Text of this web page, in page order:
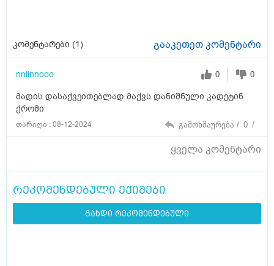
კომენტარები (1) გააკეთეთ კომენტარი
nniinnooo 0 0
მადის დასაქვეითებლად მაქვს დანიშნული კადეტინ
ქრომი
თარიღი : 08-12-2024 გამოხმაურება / 0 /
ყველა კომენტარი
რეკომენდებული ექიმები
გახდი რეკომენდებული